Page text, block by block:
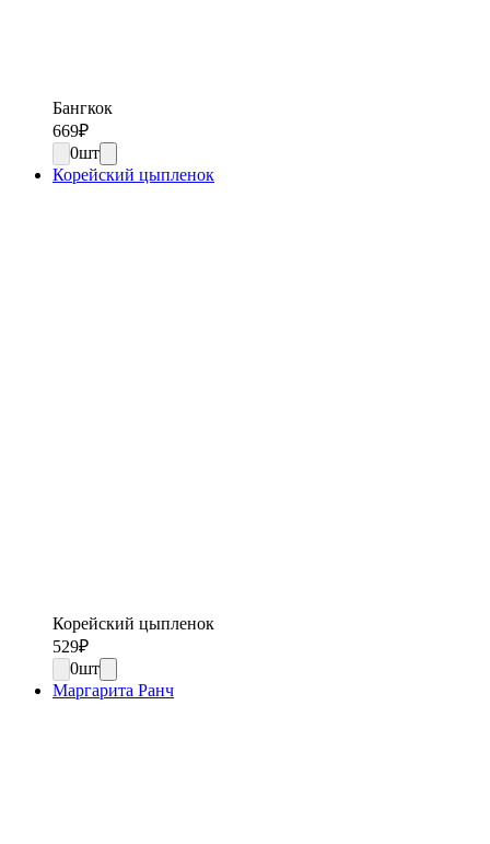
Бангкок
669₽
0шт
Корейский цыпленок
Корейский цыпленок
529₽
0шт
Маргарита Ранч